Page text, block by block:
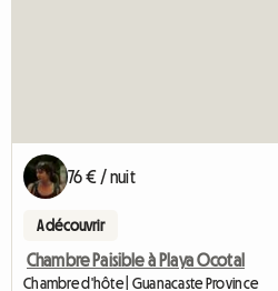
76 € / nuit
A découvrir
Chambre Paisible à Playa Ocotal
Chambre d'hôte | Guanacaste Province